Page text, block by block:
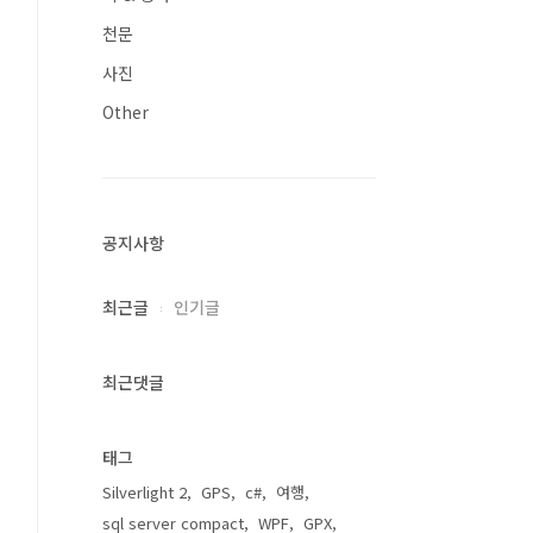
천문
사진
Other
공지사항
최근글 인기글
최근댓글
태그
Silverlight 2 GPS c#
여행
sql server compact
WPF
GPX